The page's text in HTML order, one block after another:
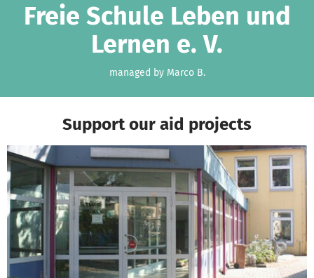
Freie Schule Leben und
Lernen e. V.
managed by Marco B.
Support our aid projects